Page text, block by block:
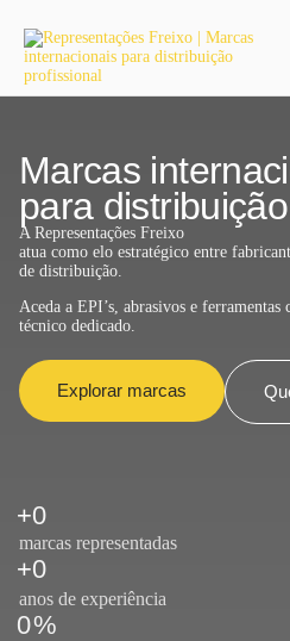
Marcas
para
A Representações Freixo
atua como elo estratégico entre
de distribuição.
Aceda a EPI’s, abrasivos e ferramentas
técnico dedicado.​
Explorar marcas
+0
marcas representadas
+0
anos de experiência
0%